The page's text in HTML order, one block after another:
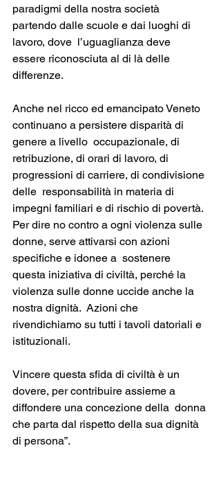
paradigmi della nostra società
partendo dalle scuole e dai luoghi di
lavoro, dove  l’uguaglianza deve
essere riconosciuta al di là delle
differenze.
Anche nel ricco ed emancipato Veneto
continuano a persistere disparità di
genere a livello  occupazionale, di
retribuzione, di orari di lavoro, di
progressioni di carriere, di condivisione
delle  responsabilità in materia di
impegni familiari e di rischio di povertà.
Per dire no contro a ogni violenza sulle
donne, serve attivarsi con azioni
specifiche e idonee a  sostenere
questa iniziativa di civiltà, perché la
violenza sulle donne uccide anche la
nostra dignità.  Azioni che
rivendichiamo su tutti i tavoli datoriali e
istituzionali.
Vincere questa sfida di civiltà è un
dovere, per contribuire assieme a
diffondere una concezione della  donna
che parta dal rispetto della sua dignità
di persona”.